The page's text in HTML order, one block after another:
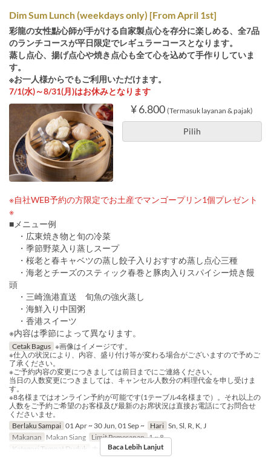
Dim Sum Lunch (weekdays only) [From April 1st]
彩龍の女性點心師が手がける自家製点心を存分に楽しめる、全7品
のランチコースが平日限定でレギュラーコースとなります。
蒸し点心、揚げ点心や焼き点心も全て心を込めて手作りしていま
す。
※お一人様からでもご利用いただけます。
7/1(水)～8/31(月)はお休みとなります
¥ 6.800 (Termasuk layanan & pajak)
Pilih
※自社WEB予約の方限定でお土産でマンゴープリン1個プレゼント
※
■メニュー例
・広東焼き物と旬の冷菜
・季節野菜入り蒸しスープ
・桜老と春キャベツの蒸し餃子入りおすすめ蒸し点心三種
・海老とチーズのスティック春巻と豚肉入りスパイシー焼き饅
頭
・三崎漁港直送 旬魚の強火蒸し
・海鮮入り中国粥
・香港スイーツ
※内容は季節によって異なります。
Cetak Bagus ※画像はイメージです。
※仕入の状況により、内容、盛り付け等が変わる場合がございますので予めご
了承ください。
※ご予約内容の変更につきましては前日までにご連絡ください。
当日の人数変更につきましては、キャンセル人数分の料理代金を申し受けま
す。
※8名様まではオンライン予約が可能です(1テーブル4名様まで）。それ以上の
人数をご予約ご希望のお客様及び最新のお席状況は直接お電話にてお問合せ
くださいませ。
Berlaku Sampai 01 Apr ~ 30 Jun, 01 Sep ~ Hari Sn, Sl, R, K, J
Makanan Makan Siang Limit Pemesanan 1 ~ 8
Kategori Tempat Duduk
ホール席Baca Lebih Lanjut